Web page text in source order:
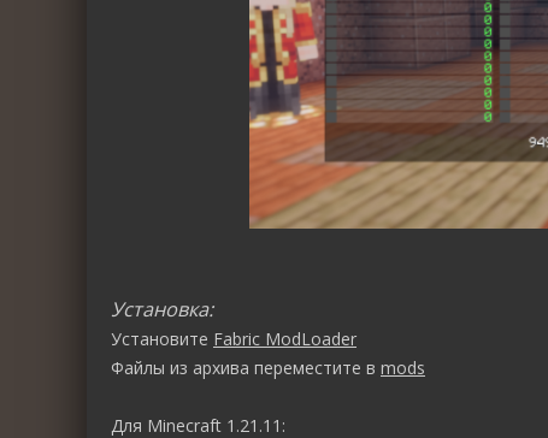
Установка:
Установите Fabric ModLoader
Файлы из архива переместите в mods
Для Minecraft 1.21.11: